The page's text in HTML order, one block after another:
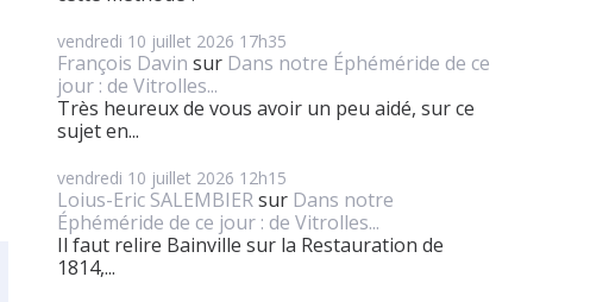
vendredi 10 juillet 2026 17h35
François Davin sur Dans notre Éphéméride de ce
jour : de Vitrolles...
Très heureux de vous avoir un peu aidé, sur ce
sujet en...
vendredi 10 juillet 2026 12h15
Loius-Eric SALEMBIERsur Dans notre
Éphéméride de ce jour : de Vitrolles...
Il faut relire Bainville sur la Restauration de
1814,...